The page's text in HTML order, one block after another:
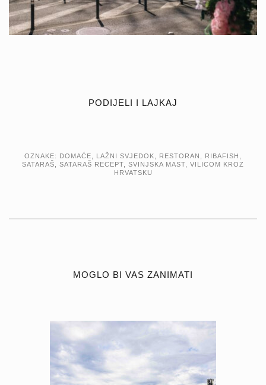
PODIJELI I LAJKAJ
OZNAKE: DOMAĆE LAŽNI SVJEDOK RESTORAN RIBAFISH
SATARAŠ
SATARAŠ RECEPT SVINJSKA MAST
VILICOM KROZ
HRVATSKU
MOGLO BI VAS ZANIMATI